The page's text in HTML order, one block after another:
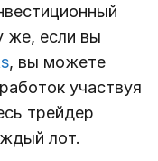
же, если вы
, вы можете
участвуя
трейдер
лот.